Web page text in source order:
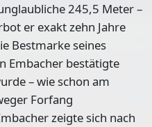
245,5 Meter –
er exakt zehn Jahre
Bestmarke seines
Embacher bestätigte
– wie schon am
Forfang
zeigte sich nach